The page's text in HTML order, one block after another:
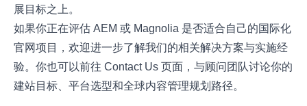
展目标之上。
如果你正在评估 AEM 或 Magnolia 是否适合自己的国际化
官网项目，欢迎进一步了解我们的相关解决方案与实施经
验。你也可以前往Contact Us 页面，与顾问团队讨论你的
建站目标、平台选型和全球内容管理规划路径。